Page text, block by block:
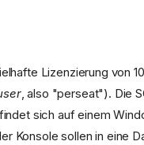
Lizenzierung von
, also "perseat"). Die
sich auf einem
Konsole sollen in eine